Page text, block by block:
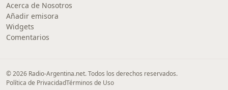
Acerca de Nosotros
Añadir emisora
Widgets
Comentarios
© 2026 Radio-Argentina.net. Todos los derechos reservados.
Política de PrivacidadTérminos de Uso